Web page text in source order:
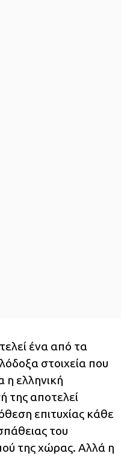
ένα από τα
στοιχεία που
η ελληνική
της αποτελεί
επιτυχίας κάθε
του
της χώρας. Αλλά η